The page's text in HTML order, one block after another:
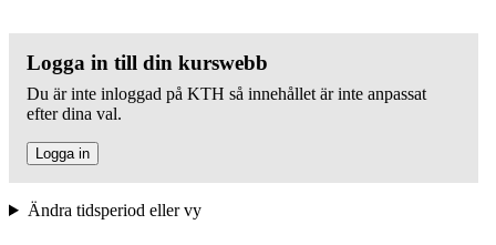
Logga in till din kurswebb
Du är inte inloggad på KTH så innehållet är inte anpassat
efter dina val.
Logga in
Ändra tidsperiod eller vy